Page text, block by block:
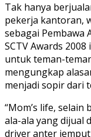
Tak hanya
pekerja kantoran,
sebagai Pembawa
SCTV Awards
untuk teman-
mengungkap
menjadi sopir dari
“Mom’s life,
ala-ala yang dijual
driver anter